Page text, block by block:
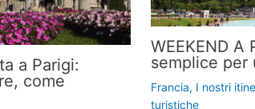
a Parigi:
come
WEEKEND A
semplice per
Francia, I nostri
turistiche